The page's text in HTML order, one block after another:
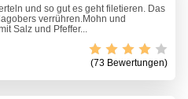
und so gut es geht filetieren. Das
verrühren.Mohn und
Salz und Pfeffer...
(73 Bewertungen)